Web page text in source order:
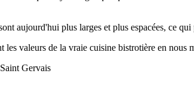
aujourd'hui plus larges et plus espacées, ce
valeurs de la vraie cuisine bistrotière en nous